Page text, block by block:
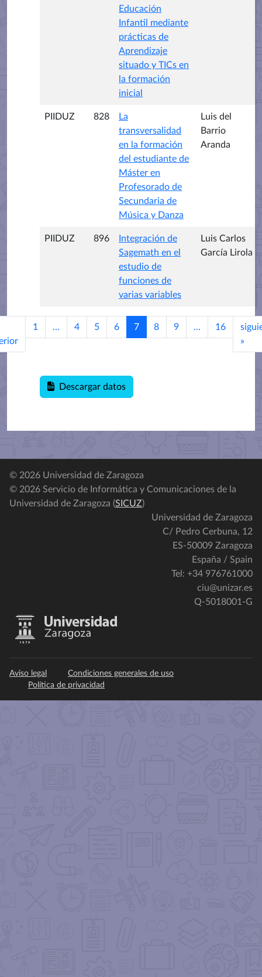
Educación
Infantil mediante
prácticas de
Aprendizaje
situado y TICs en
la formación
inicial
PIIDUZ 828
La
transversalidad
en la formación
del estudiante de
Máster en
Profesorado de
Secundaria de
Música y Danza
Luis del
Barrio
Aranda
PIIDUZ 896
Integración de
Sagemath en el
estudio de
funciones de
varias variables
Luis Carlos
García Lirola
1 ... 4 5 6 7 8 9 ... 16
»
Descargar datos
© 2026 Universidad de Zaragoza
© 2026 Servicio de Informática y Comunicaciones de la
Universidad de Zaragoza (SICUZ)
Universidad de Zaragoza
C/ Pedro Cerbuna, 12
ES-50009 Zaragoza
España / Spain
Tel: +34 976761000
ciu@unizar.es
Q-5018001-G
Aviso legal
Condiciones generales de uso
Política de privacidad